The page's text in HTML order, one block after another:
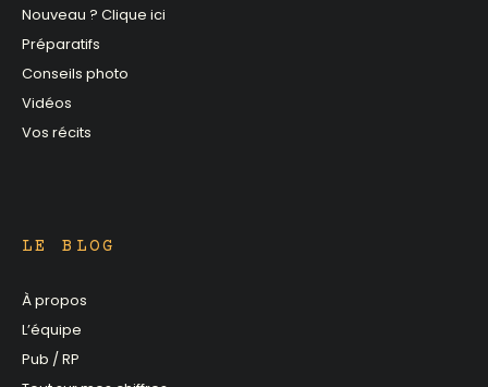
Nouveau ? Clique ici
Préparatifs
Conseils photo
Vidéos
Vos récits
LE BLOG
À propos
L’équipe
Pub / RP